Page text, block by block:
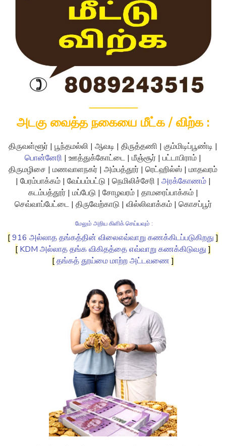
அடகு வைத்த நகையை மீட்க / விற்க :
திருவள்ளூர் | பூந்தமல்லி | ஆவடி | திருத்தணி | கும்மிடிப்பூண்டி |
பொன்னேரி | ஊத்துக்கோட்டை | மீஞ்சூர் | பட்டாபிராம் |
திருமழிசை | மணவாளநகர் | அம்பத்தூர் | ரெட்ஹில்ஸ் | மாதவரம்
| பேரம்பாக்கம் | வேப்பம்பட்டு | நெமிலிச்சேரி | அரக்கோணம்|
கடம்பத்தூர் | மப்பேடு | சோழவரம் | தாமரைப்பாக்கம் |
செவ்வாப்பேட்டை | திருவேற்காடு | வில்லிவாக்கம் | கொசப்பூர்
மேலும் அறிய கிளிக் செய்யவும் :
[916 அல்லாத தங்கத்தின் விலைஎவ்வாறு கணக்கிடப்படுகிறது ]
[ KDM அல்லாத தங்க விகிதத்தை எவ்வாறு கணக்கிடுவது ]
[தங்கத் தூய்மை மாற்ற அட்டவணை ]